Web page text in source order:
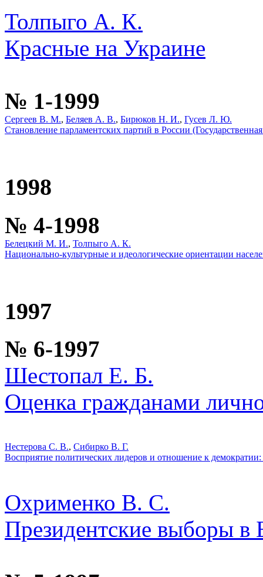
Толпыго А. К.
Красные на Украине
№ 1-1999
Сергеев В. М., Беляев А. В., Бирюков Н. И., Гусев Л. Ю.
Становление парламентских партий в России
1998
№ 4-1998
Белецкий М. И., Толпыго А. К.
Национально-культурные и идеологические ориентации
1997
№ 6-1997
Шестопал Е. Б.
Оценка гражданами
Нестерова С. В., Сибирко В. Г.
Восприятие политических лидеров и отношение к
Охрименко В. С.
Президентские выборы в